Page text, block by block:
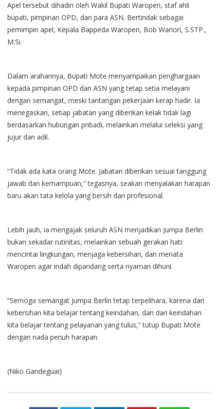
Apel tersebut dihadiri oleh Wakil Bupati Waropen, staf ahli
bupati, pimpinan OPD, dan para ASN. Bertindak sebagai
pemimpin apel, Kepala Bappeda Waropen, Bob Wariori, S.STP.,
M.Si.
Dalam arahannya, Bupati Mote menyampaikan penghargaan
kepada pimpinan OPD dan ASN yang tetap setia melayani
dengan semangat, meski tantangan pekerjaan kerap hadir. Ia
menegaskan, setiap jabatan yang diberikan kelak tidak lagi
berdasarkan hubungan pribadi, melainkan melalui seleksi yang
jujur dan adil.
“Tidak ada kata orang Mote. Jabatan diberikan sesuai tanggung
jawab dan kemampuan,” tegasnya, seakan menyalakan harapan
baru akan tata kelola yang bersih dan profesional.
Lebih jauh, ia mengajak seluruh ASN menjadikan Jumpa Berlin
bukan sekadar rutinitas, melainkan sebuah gerakan hati:
mencintai lingkungan, menjaga kebersihan, dan menata
Waropen agar indah dipandang serta nyaman dihuni.
“Semoga semangat Jumpa Berlin tetap terpelihara, karena dari
kebersihan kita belajar tentang keindahan, dan dari keindahan
kita belajar tentang pelayanan yang tulus,” tutup Bupati Mote
dengan nada penuh harapan.
(Niko Gandeguai)